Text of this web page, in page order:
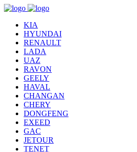
KIA
HYUNDAI
RENAULT
LADA
UAZ
RAVON
GEELY
HAVAL
CHANGAN
CHERY
DONGFENG
EXEED
GAC
JETOUR
TENET